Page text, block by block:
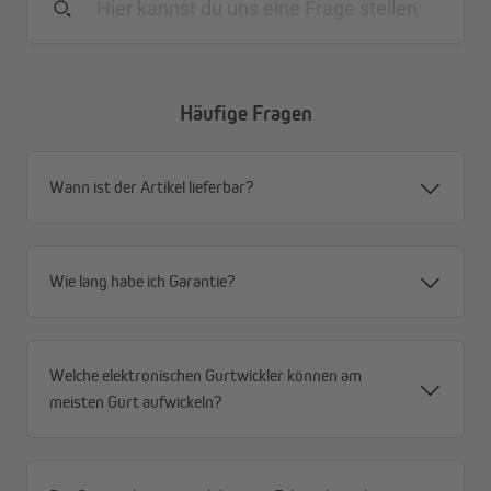
Häufige Fragen
Wann ist der Artikel lieferbar?
Wie lang habe ich Garantie?
Welche elektronischen Gurtwickler können am
meisten Gurt aufwickeln?